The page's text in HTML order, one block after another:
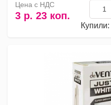
Цена с НДС
3 р. 23 коп.